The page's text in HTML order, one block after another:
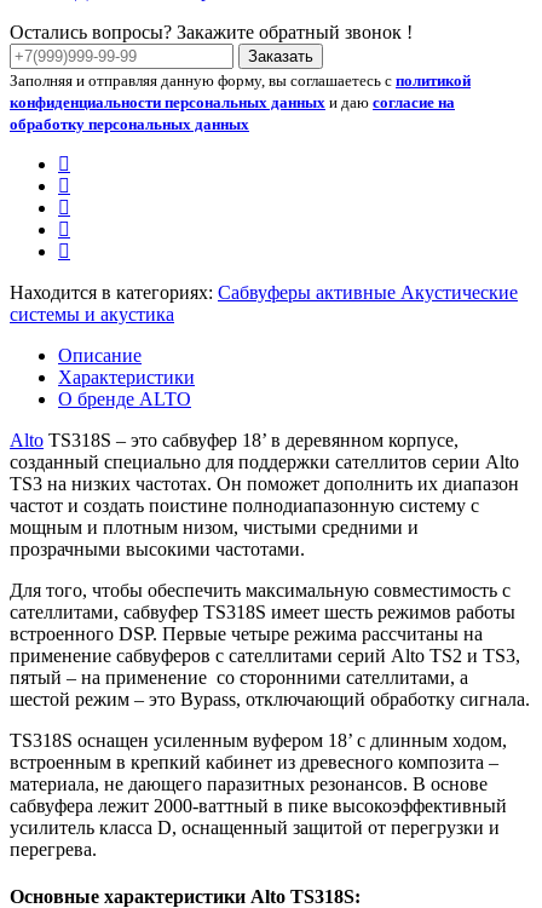
Остались вопросы? Закажите обратный звонок !
Заказать
Заполняя и отправляя данную форму, вы соглашаетесь с политикой
конфиденциальности персональных данных и даю согласие на
обработку персональных данных
Находится в категориях: Сабвуферы активные Акустические
системы и акустика
Описание
Характеристики
О бренде ALTO
Alto TS318S – это сабвуфер 18’ в деревянном корпусе,
созданный специально для поддержки сателлитов серии Alto
TS3 на низких частотах. Он поможет дополнить их диапазон
частот и создать поистине полнодиапазонную систему с
мощным и плотным низом, чистыми средними и
прозрачными высокими частотами.
Для того, чтобы обеспечить максимальную совместимость с
сателлитами, сабвуфер TS318S имеет шесть режимов работы
встроенного DSP. Первые четыре режима рассчитаны на
применение сабвуферов с сателлитами серий Alto TS2 и TS3,
пятый – на применение со сторонними сателлитами, а
шестой режим – это Bypass, отключающий обработку сигнала.
TS318S оснащен усиленным вуфером 18’ с длинным ходом,
встроенным в крепкий кабинет из древесного композита –
материала, не дающего паразитных резонансов. В основе
сабвуфера лежит 2000-ваттный в пике высокоэффективный
усилитель класса D, оснащенный защитой от перегрузки и
перегрева.
Основные характеристики Alto TS318S: